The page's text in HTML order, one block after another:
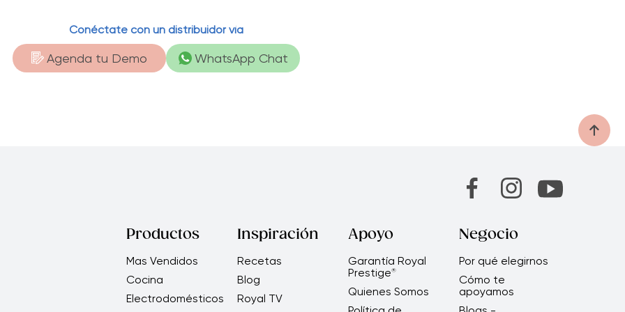
Conéctate con un distribuidor vía
Agenda tu Demo WhatsApp Chat
Productos
Mas Vendidos
Cocina
Electrodomésticos
Inspiración
Recetas
Blog
Royal TV
Apoyo
Garantía Royal
Prestige®
Quienes Somos
Negocio
Por qué elegirnos
Cómo te
apoyamos